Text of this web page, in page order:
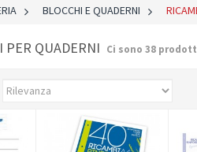
> BLOCCHI E QUADERNI >
PER QUADERNI Ci sono 38